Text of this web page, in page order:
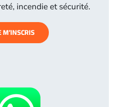
incendie et sécurité.
M’INSCRIS